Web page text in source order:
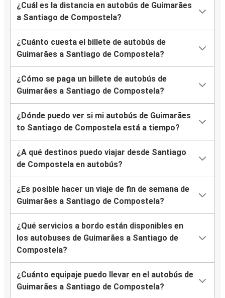
¿Cuál es la distancia en autobús de Guimarães
a Santiago de Compostela?
¿Cuánto cuesta el billete de autobús de
Guimarães a Santiago de Compostela?
¿Cómo se paga un billete de autobús de
Guimarães a Santiago de Compostela?
¿Dónde puedo ver si mi autobús de Guimarães
to Santiago de Compostela está a tiempo?
¿A qué destinos puedo viajar desde Santiago
de Compostela en autobús?
¿Es posible hacer un viaje de fin de semana de
Guimarães a Santiago de Compostela?
¿Qué servicios a bordo están disponibles en
los autobuses de Guimarães a Santiago de
Compostela?
¿Cuánto equipaje puedo llevar en el autobús de
Guimarães a Santiago de Compostela?